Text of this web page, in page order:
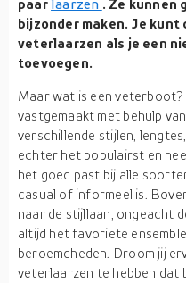
paarlaarzen . Ze
bijzonder maken. Je
veterlaarzen als je een
toevoegen.
Maar wat is een
vastgemaakt met behulp
verschillende stijlen,
echter het populairst en
het goed past bij alle
casual of informeel is.
naar de stijllaan, ongeacht
altijd het favoriete
beroemdheden. Droom jij
veterlaarzen te hebben dat